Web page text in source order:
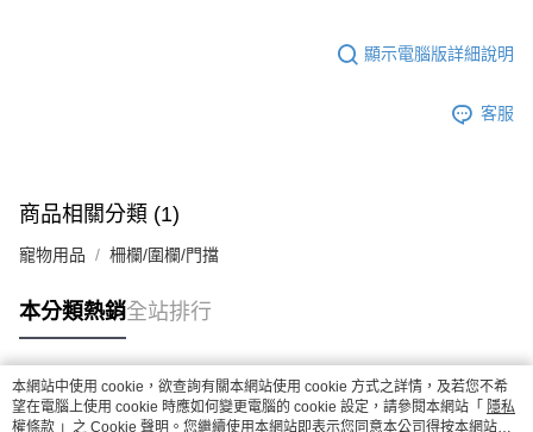
顯示電腦版詳細說明
客服
商品相關分類 (1)
寵物用品 柵欄/圍欄/門擋
本分類熱銷全站排行
熱門標籤
本網站中使用 cookie，欲查詢有關本網站使用 cookie 方式之詳情，及若您不希
望在電腦上使用 cookie 時應如何變更電腦的 cookie 設定，請參閱本網站「 隱私
權條款 」之 Cookie 聲明。您繼續使用本網站即表示您同意本公司得按本網站使